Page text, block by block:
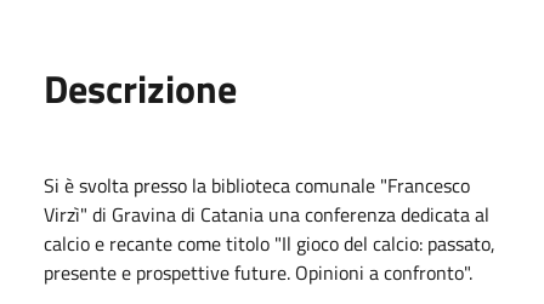
Descrizione
Si è svolta presso la biblioteca comunale "Francesco
Virzì" di Gravina di Catania una conferenza dedicata al
calcio e recante come titolo "Il gioco del calcio: passato,
presente e prospettive future. Opinioni a confronto".